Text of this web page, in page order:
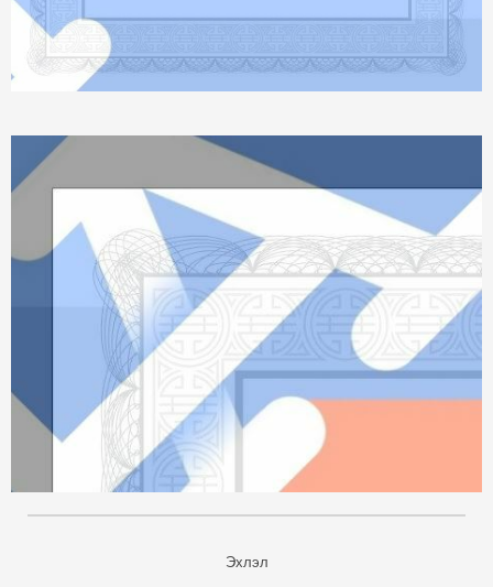
Эхлэл